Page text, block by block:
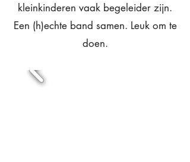
kleinkinderen vaak begeleider zijn.
Een (h)echte band samen. Leuk om te
doen.